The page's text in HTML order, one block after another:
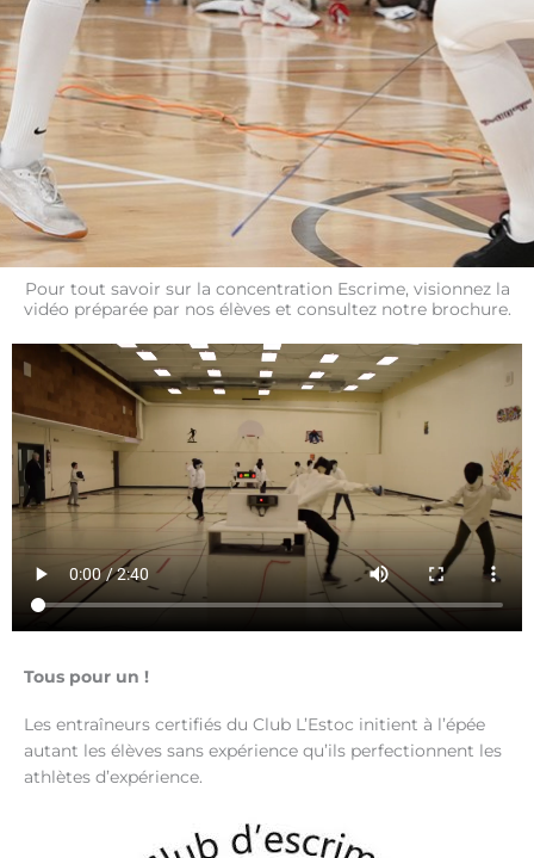
Pour tout savoir sur la concentration Escrime, visionnez la
vidéo préparée par nos élèves et consultez notre brochure.
Tous pour un !
Les entraîneurs certifiés du Club L’Estoc initient à l’épée
autant les élèves sans expérience qu’ils perfectionnent les
athlètes d’expérience.